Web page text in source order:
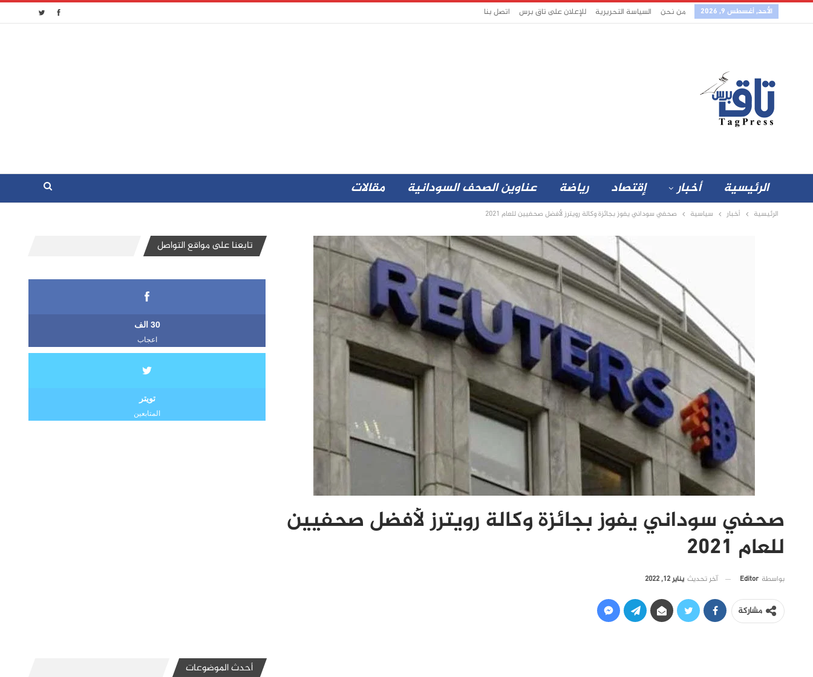
الأحد, أغسطس 9, 2026 من نحن السياسة التحريرية للإعلان على تاق برس اتصل بنا
الرئيسية أخبار إقتصاد رياضة عناوين الصحف السودانية مقالات
الرئيسية أخبار سياسية صحفي سوداني يفوز بجائزة وكالة رويترز لأفضل صحفيين للعام 2021
صحفي سوداني يفوز بجائزة وكالة رويترز لأفضل صحفيين
للعام 2021
بواسطة Editor آخر تحديث يناير 12, 2022
مشاركة
تابعنا على مواقع التواصل
30 الف
اعجاب
تويتر
المتابعين
أحدث الموضوعات